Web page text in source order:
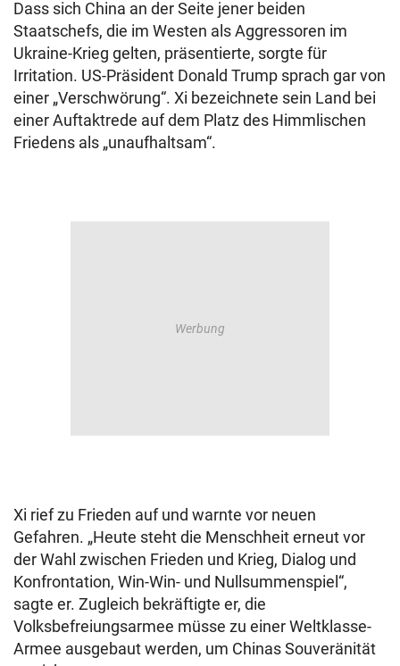
Dass sich China an der Seite jener beiden
Staatschefs, die im Westen als Aggressoren im
Ukraine-Krieg gelten, präsentierte, sorgte für
Irritation. US-Präsident Donald Trump sprach gar von
einer „Verschwörung“. Xi bezeichnete sein Land bei
einer Auftaktrede auf dem Platz des Himmlischen
Friedens als „unaufhaltsam“.
Xi rief zu Frieden auf und warnte vor neuen
Gefahren. „Heute steht die Menschheit erneut vor
der Wahl zwischen Frieden und Krieg, Dialog und
Konfrontation, Win-Win- und Nullsummenspiel“,
sagte er. Zugleich bekräftigte er, die
Volksbefreiungsarmee müsse zu einer Weltklasse-
Armee ausgebaut werden, um Chinas Souveränität